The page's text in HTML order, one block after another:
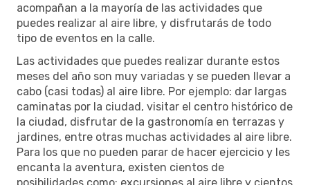
acompañan a la mayoría de las actividades que
puedes realizar al aire libre, y disfrutarás de todo
tipo de eventos en la calle.
Las actividades que puedes realizar durante estos
meses del año son muy variadas y se pueden llevar a
cabo (casi todas) al aire libre. Por ejemplo: dar largas
caminatas por la ciudad, visitar el centro histórico de
la ciudad, disfrutar de la gastronomía en terrazas y
jardines, entre otras muchas actividades al aire libre.
Para los que no pueden parar de hacer ejercicio y les
encanta la aventura, existen cientos de